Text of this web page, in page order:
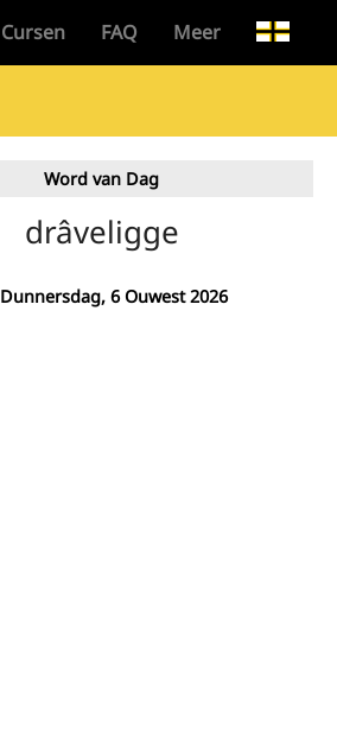
Cursen FAQ Meer
Word van Dag
drâveligge
Dunnersdag, 6 Ouwest 2026